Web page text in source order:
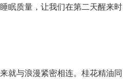
眠质量，让我们在第二天醒来时
就与浪漫紧密相连。桂花精油同